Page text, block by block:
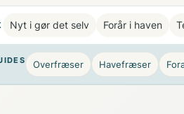
Nyt i gør det selv Forår i haven
Overfræser Havefræser